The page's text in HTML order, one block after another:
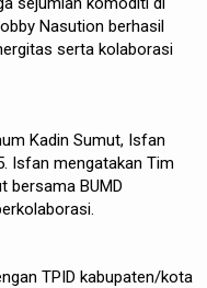
Nasution berhasil
serta kolaborasi
Kadin Sumut, Isfan
Isfan mengatakan Tim
bersama BUMD
TPID kabupaten/kota